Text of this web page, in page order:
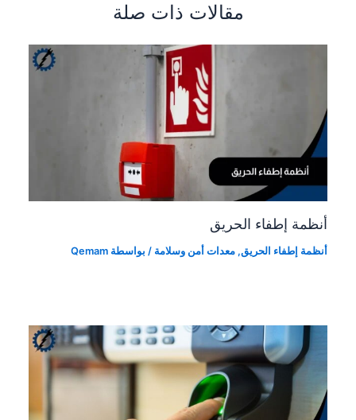
مقالات ذات صلة
أنظمة إطفاء الحريق
أنظمة إطفاء الحريق,معدات أمن وسلامة / بواسطة Qemam